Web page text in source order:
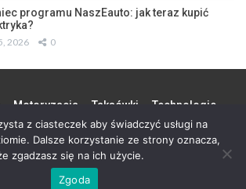
programu NaszEauto: jak teraz kupić
2026 0
Motoryzacja Taksówki
Technologie
Biznes Partner Kontakt
prawa zastrzeżone. Design by
z ciasteczek aby świadczyć usługi na
Dalsze korzystanie ze strony oznacza,
zgadzasz się na ich użycie.
Zgoda